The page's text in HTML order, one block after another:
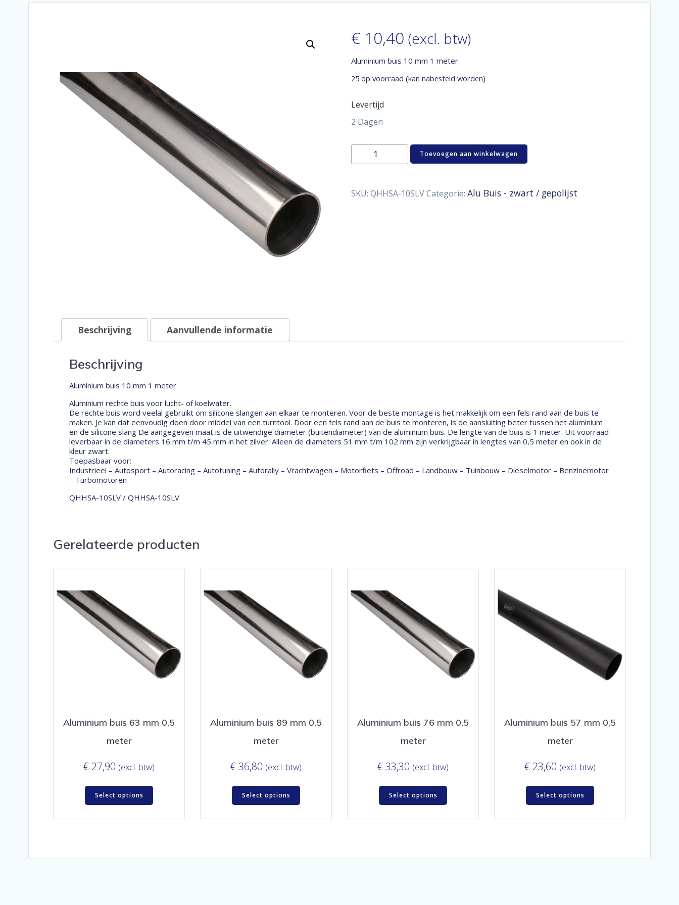
€10,40 (excl. btw)
Aluminium buis 10 mm 1 meter
25 op voorraad (kan nabesteld worden)
Levertijd
2 Dagen
Aluminium
1
meter
Toevoegen aan winkelwagen
SKU: QHHSA-10SLVCategorie: Alu Buis - zwart / gepolijst
Beschrijving Aanvullende informatie
Beschrijving
Aluminium buis 10 mm 1 meter
Aluminium rechte buis voor lucht- of koelwater.
De rechte buis word veelal gebruikt om silicone slangen aan elkaar te monteren. Voor de beste montage is het makkelijk om een fels rand aan de buis te
maken. Je kan dat eenvoudig doen door middel van een turntool. Door een fels rand aan de buis te monteren, is de aansluiting beter tussen het aluminium
en de silicone slang De aangegeven maat is de uitwendige diameter (buitendiameter) van de aluminium buis. De lengte van de buis is 1 meter. Uit voorraad
leverbaar in de diameters 16 mm t/m 45 mm in het zilver. Alleen de diameters 51 mm t/m 102 mm zijn verkrijgbaar in lengtes van 0,5 meter en ook in de
kleur zwart.
Toepasbaar voor:
Industrieel – Autosport – Autoracing – Autotuning – Autorally – Vrachtwagen – Motorfiets – Offroad – Landbouw – Tuinbouw – Dieselmotor – Benzinemotor
– Turbomotoren
QHHSA-10SLV / QHHSA-10SLV
Gerelateerde producten
Aluminium buis 63 mm 0,5
meter
€ 27,90 (excl. btw)
Select options
Aluminium buis 89 mm 0,5
meter
€ 36,80 (excl. btw)
Select options
Aluminium buis 76 mm 0,5
meter
€ 33,30 (excl. btw)
Select options
Aluminium buis 57 mm 0,5
meter
€ 23,60 (excl. btw)
Select options